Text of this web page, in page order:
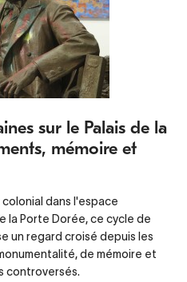
sur le Palais de la
mémoire et
dans l'espace
la Porte Dorée, ce cycle de
un regard croisé depuis les
de mémoire et
controversés.